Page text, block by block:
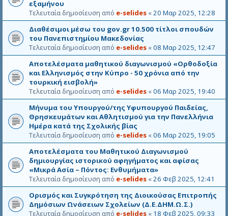
εξαμήνου
Τελευταία δημοσίευση από e-selides «20 Μαρ 2025, 12:28
Διαθέσιμοι μέσω του gov.gr 10.500 τίτλοι σπουδών
του Πανεπιστημίου Μακεδονίας
Τελευταία δημοσίευση από e-selides «08 Μαρ 2025, 12:47
Αποτελέσματα μαθητικού διαγωνισμού «Ορθοδοξία
και Ελληνισμός στην Κύπρο - 50 χρόνια από την
τουρκική εισβολή»
Τελευταία δημοσίευση από e-selides «06 Μαρ 2025, 19:40
Μήνυμα του Υπουργού/της Υφυπουργού Παιδείας,
Θρησκευμάτων και Αθλητισμού για την Πανελλήνια
Ημέρα κατά της Σχολικής βίας
Τελευταία δημοσίευση από e-selides «06 Μαρ 2025, 19:05
Αποτελέσματα του Μαθητικού Διαγωνισμού
δημιουργίας ιστορικού αφηγήματος και αφίσας
«Μικρά Ασία – Πόντος: Ενθυμήματα»
Τελευταία δημοσίευση από e-selides «26 Φεβ 2025, 12:41
Ορισμός και Συγκρότηση της Διοικούσας Επιτροπής
Δημόσιων Ωνάσειων Σχολείων (Δ.Ε.ΔΗΜ.Ω.Σ.)
Τελευταία δημοσίευση από e-selides « 18 Φεβ 2025, 09:33